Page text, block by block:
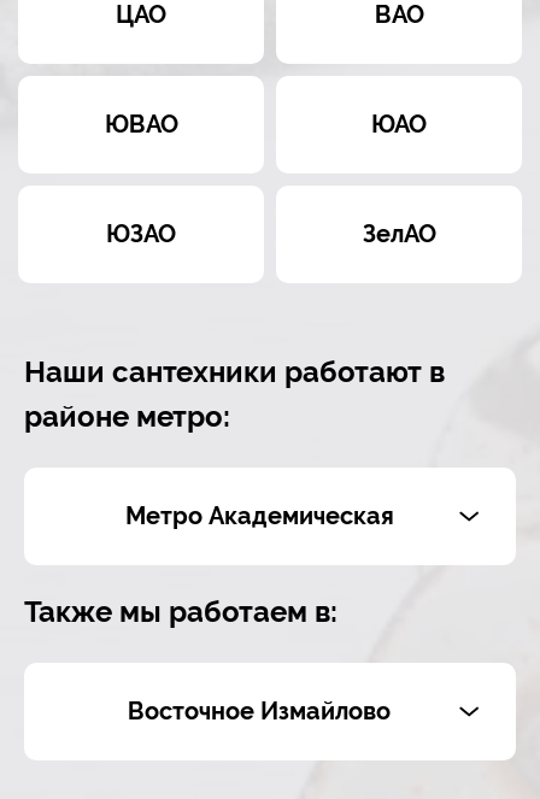
ЦАО ВАО
ЮВАО ЮАО
ЮЗАО ЗелАО
Наши сантехники работают в
районе метро:
Метро Академическая
Также мы работаем в:
Восточное Измайлово